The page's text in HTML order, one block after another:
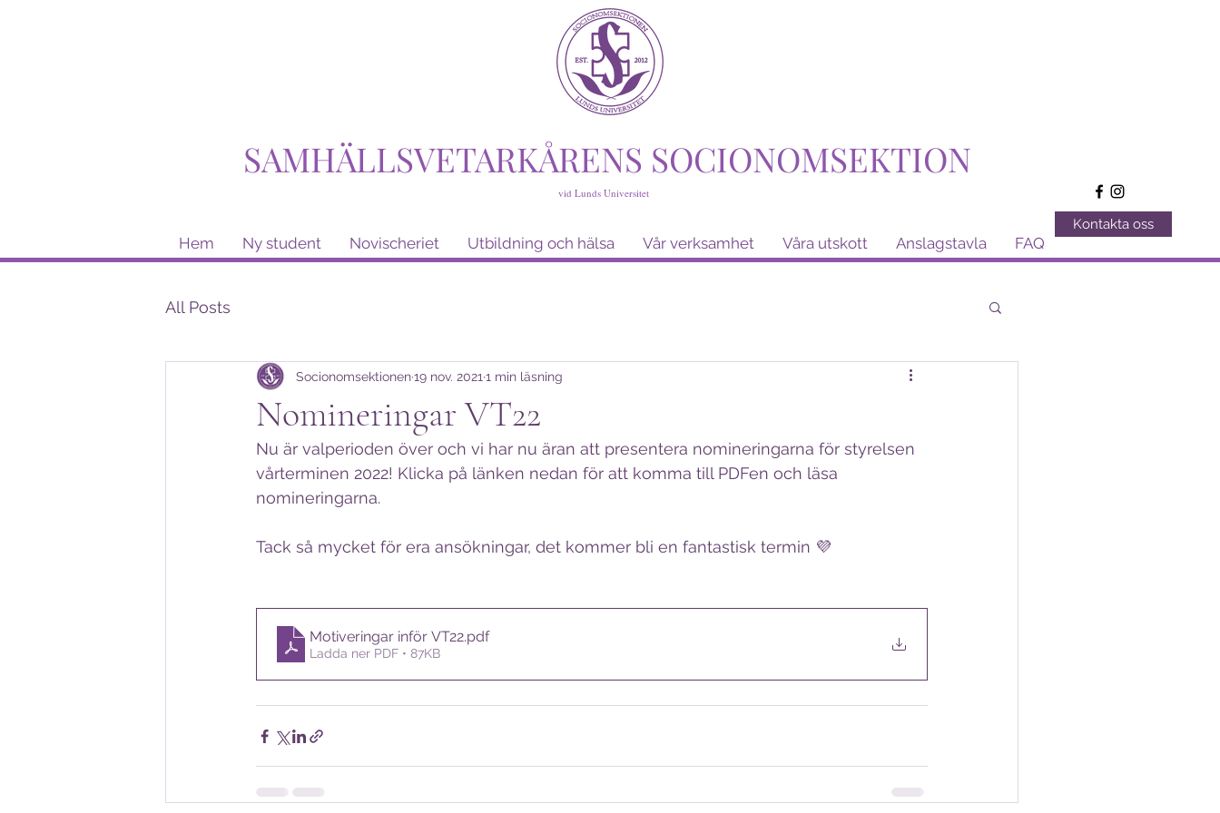
SAMHÄLLSVETARKÅRENS SOCIONOMSEKTION
vid Lunds Universitet
Hem Ny student Novischeriet Utbildning och hälsa Vår verksamhet Våra utskott Anslagstavla FAQ
Kontakta oss
All Posts
Nomineringar VT22
Socionomsektionen19 nov. 2021 1 min läsning
Nu är valperioden över och vi har nu äran att presentera nomineringarna för styrelsen
vårterminen 2022! Klicka på länken nedan för att komma till PDFen och läsa
nomineringarna.
Tack så mycket för era ansökningar, det kommer bli en fantastisk termin 💜
Motiveringar inför VT22.pdf
Ladda ner PDF • 87KB